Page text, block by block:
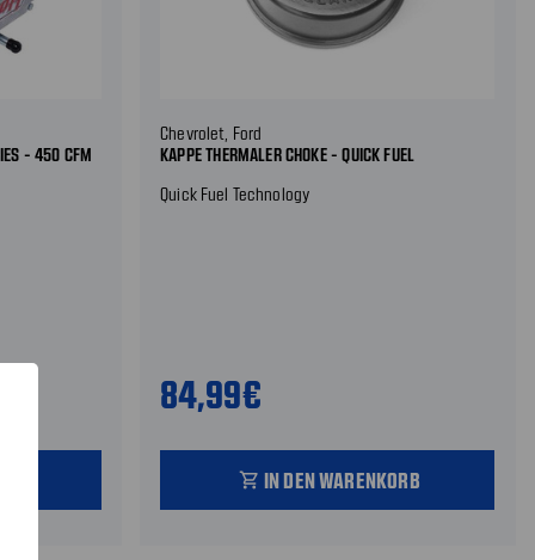
- 450 CFM
Chevrolet, Ford
KAPPE THERMALER CHOKE - QUICK FUEL
Quick Fuel Technology
84,99€
shopping_cart IN DEN WARENKORB